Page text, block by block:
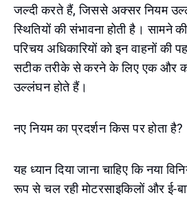
जल्दी करते हैं, जिससे अक्सर नियम
स्थितियों की संभावना होती है। सामने
परिचय अधिकारियों को इन वाहनों
सटीक तरीके से करने के लिए एक और
उल्लंघन होते हैं।
नए नियम का प्रदर्शन किस पर होता है?
यह ध्यान दिया जाना चाहिए कि नया
रूप से चल रही मोटरसाइकिलों और ई-